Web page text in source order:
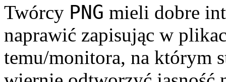
Twórcy PNG mieli dobre
naprawić zapisując w
temu/monitora, na którym